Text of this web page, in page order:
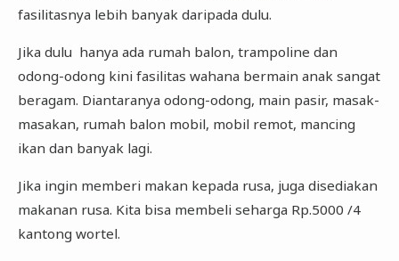
fasilitasnya lebih banyak daripada dulu.
Jika dulu hanya ada rumah balon, trampoline dan
odong-odong kini fasilitas wahana bermain anak sangat
beragam. Diantaranya odong-odong, main pasir, masak-
masakan, rumah balon mobil, mobil remot, mancing
ikan dan banyak lagi.
Jika ingin memberi makan kepada rusa, juga disediakan
makanan rusa. Kita bisa membeli seharga Rp.5000 /4
kantong wortel.